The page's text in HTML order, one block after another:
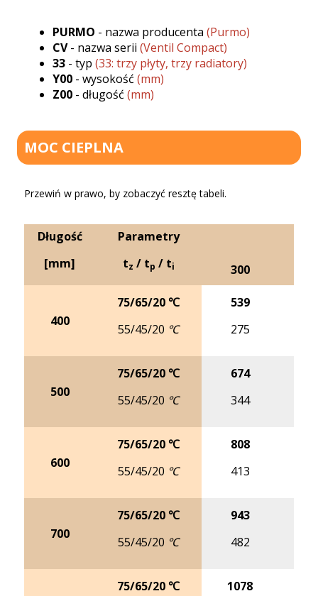
PURMO - nazwa producenta (Purmo)
CV- nazwa serii (Ventil Compact)
33 - typ (33: trzy płyty, trzy radiatory)
Y00 - wysokość (mm)
Z00 - długość (mm)
MOC CIEPLNA
Przewiń w prawo, by zobaczyć resztę tabeli.
Długość
[mm]
Parametry
tz / tp / ti 300
400
75/65/20 ℃
55/45/20 ℃
539
275
500
75/65/20 ℃
55/45/20 ℃
674
344
600
75/65/20 ℃
55/45/20 ℃
808
413
700
75/65/20 ℃
55/45/20 ℃
943
482
75/65/20 ℃
1078